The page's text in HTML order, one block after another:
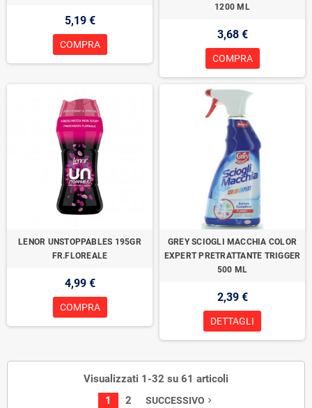
5,19 €
COMPRA
1200 ML
3,68 €
COMPRA
LENOR UNSTOPPABLES 195GR
FR.FLOREALE
4,99 €
COMPRA
GREY SCIOGLI MACCHIA COLOR
EXPERT PRETRATTANTE TRIGGER
500 ML
2,39 €
DETTAGLI
Visualizzati 1-32 su 61 articoli
1
2 SUCCESSIVO navigate_next